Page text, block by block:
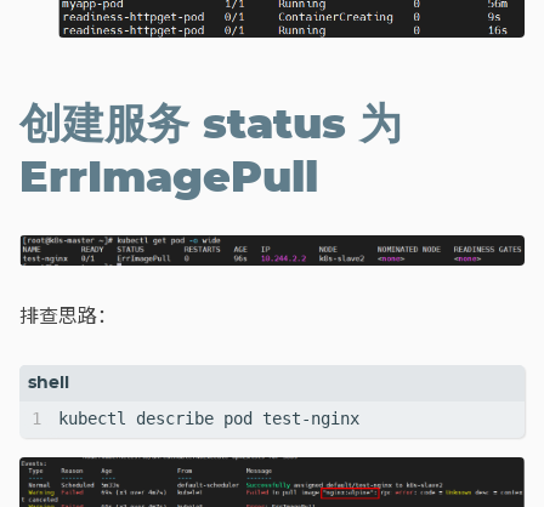
创建服务 status 为
ErrImagePull
排查思路：